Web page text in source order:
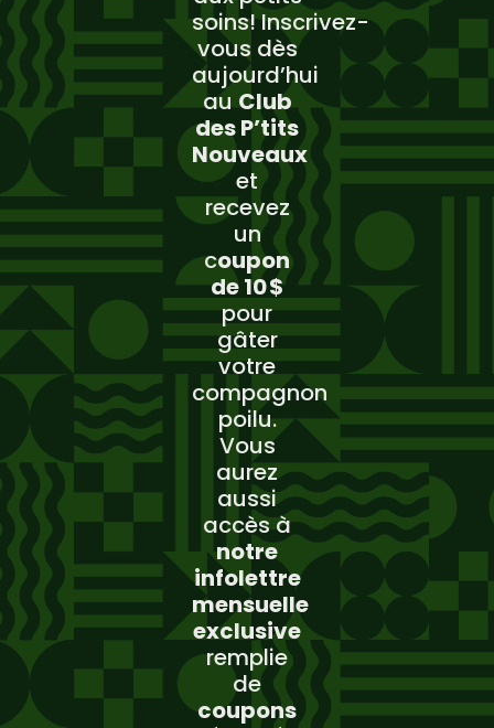
soins! Inscrivez-
vous dès
aujourd’hui
auClub
des P’tits
Nouveaux
et
recevez
un
coupon
de 10 $
pour
gâter
votre
compagnon
poilu.
Vous
aurez
aussi
accès à
notre
infolettre
mensuelle
exclusive
remplie
de
coupons